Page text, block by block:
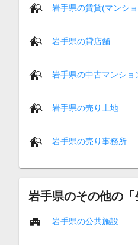
岩手県の賃貸(マンシ
岩手県の貸店舗
岩手県の中古マンショ
岩手県の売り土地
岩手県の売り事務所
岩手県のその他の
岩手県の公共施設